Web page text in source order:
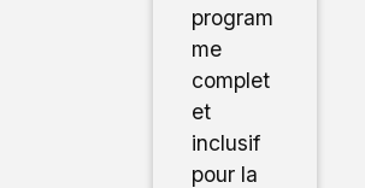
program
me
complet
et
inclusif
pour la